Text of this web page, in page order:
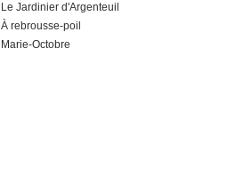
Le Jardinier d'Argenteuil
À rebrousse-poil
Marie-Octobre